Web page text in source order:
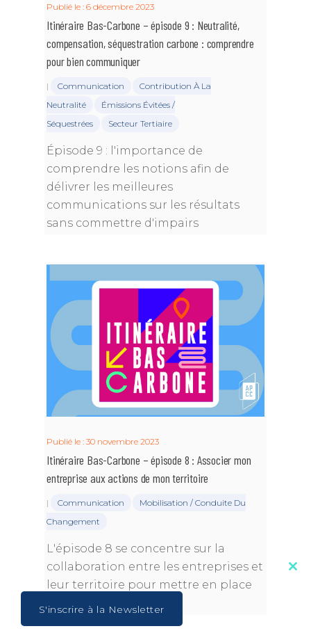
Publié le : 6 décembre 2023
Itinéraire Bas-Carbone – épisode 9 : Neutralité,
compensation, séquestration carbone : comprendre
pour bien communiquer
| Communication
Contribution À La
Neutralité
Émissions Évitées /
Séquestrées
Secteur Tertiaire
Épisode 9 : l'importance de
comprendre les notions afin de
délivrer les meilleures
communications sur les résultats
sans commettre d'impairs
Publié le : 30 novembre 2023
Itinéraire Bas-Carbone – épisode 8 : Associer mon
entreprise aux actions de mon territoire
| Communication
Mobilisation / Conduite Du
Changement
L'épisode 8 se concentre sur la
collaboration entre les entreprises et
leur territoire pour mettre en place
des actions de…
S'inscrire à la Newsletter